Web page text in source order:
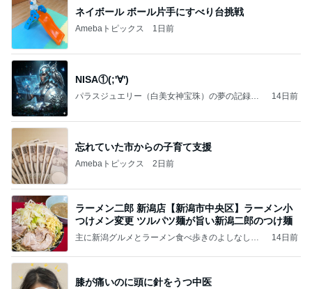
ネイボール ボール片手にすべり台挑戦
Amebaトピックス 1日前
NISA①(;'∀')
パラスジュエリー（白美女神宝珠）の夢の記録
14日前
忘れていた市からの子育て支援
Amebaトピックス 2日前
ラーメン二郎 新潟店【新潟市中央区】ラーメン小
つけメン変更 ツルパツ麺が旨い新潟二郎のつけ麺
主に新潟グルメとラーメン食べ歩きのよしなしご
14日前
膝が痛いのに頭に針をうつ中医